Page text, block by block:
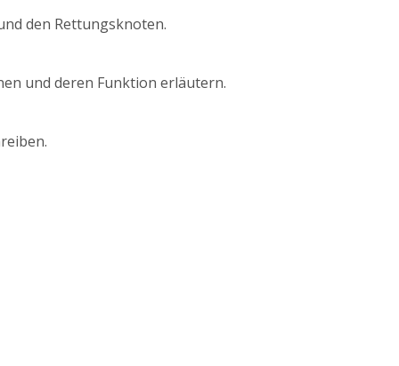
den Rettungsknoten.
und deren Funktion erläutern.